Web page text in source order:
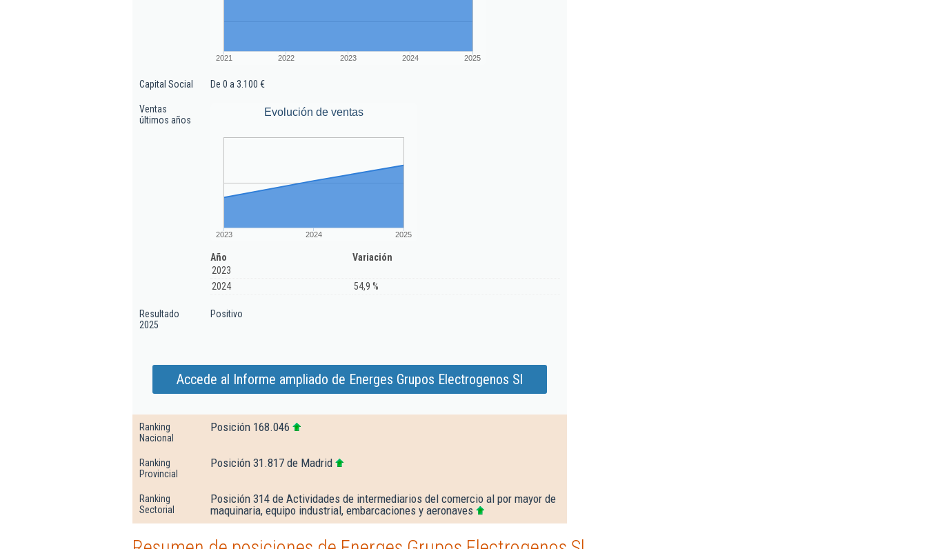
2021 2022 2023 2024 2025
Capital Social De 0 a 3.100 €
Ventas
últimos años
Evolución de ventas
2023 2024 2025
Año
Variación
2023
2024
54,9 %
Resultado
2025
Positivo
Accede al Informe ampliado de Energes Grupos Electrogenos Sl
Ranking
Nacional
Posición 168.046
Ranking
Provincial
Posición 31.817 de Madrid
Ranking
Sectorial
Posición 314 de Actividades de intermediarios del comercio al por mayor de
maquinaria, equipo industrial, embarcaciones y aeronaves